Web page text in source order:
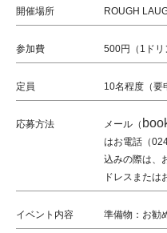
開催場所 ROUGH
参加費 500円（1ドリ
定員 10名程度（要
応募方法 メール（
はお電話（
込みの際は、
ドレスまたは
イベント内容 準備物：お勧